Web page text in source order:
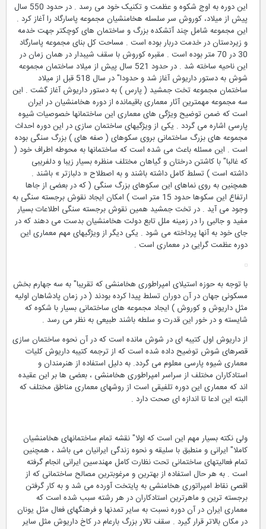
این دوره به اوج شکوه و عظمت و تکنیک خود می رسد . در حدود 550 سال
پیش از میلاد، کوروش سر سلسله هخامنشیان مجموعه پاسارگاد را آغاز کرد .
این مجموعه شامل چند آتشکده بزرگ و ساختمان های کوچکتر جهت خدمه
و زیردستان در خدمت دربار بوده است . مساحت کل بنای مجموعه پاسارگاد
30 در 70 متر بوده است . مقبره کوروش با سقف شیبدار در همان زمان در
این ناحیه ساخته شد . در حدود 521 سال پیش از میلاد ساختمان مجموعه
شوش به دستور داریوش آغاز شد و حدودا" در سال 518 قبل از میلاد
ساختمان مجموعه تخت جمشید ( پارس ) به دستور داریوش آغاز گشت . این
سه مجموعه مهمترین آثار معماری باقیمانده از دوره هخامنشیان در ایران
است که ضمن توضیح ویژگی های معماری این ساختمانها خصوصیات شیوه
پارسی اشاره می گردد . یکی از ویژگیهای ساختمان سازی در این دوره احداث
مجموعه های بزرگ ساختمانی بروی سکوهای ( صفه های ) بزرگ سنگی بوده
است . این مسئله باعث می شده است که ساختمانها به محوطه اطراف خود (
که غالبا" با کاشتن درختان و گیاهان مختلف منظره بسیار زیبا و دلفریبی
داشته است ) تسلط کامل داشته باشند و به اصطلاح « دلبازتر » باشند .
همچنین به روی نماهای این سکوهای بزرگ سنگی ( که در بعضی از جاها
ارتفاع این سکوها حدود 15 متر است ) امکان ایجاد نقوش برجسته سنگی به
وجود می آید . در تخت جمشید همین نقوش برجسته سنگی اطلاعات بسیار
مفید و جالبی را در زمینه ملل تابع دولت هخامنشیان بدست می دهند که در
جای خود به آنها پرداخته می شود . یکی دیگر از ویژگیهای مهم معماری این
دوره عظمت گرایی در معماری است .
با توجه به حوزه استیلای امپراطوری هخامنشی که تقریبا" به سه جهارم بخش
مسکونی جهان در آن دوران تسلط پیدا کرده بودند ( در زمان پادشاهان اولیه
مثل داریوش و کوروش ) ایجاد مجموعه های ساختمانی بسیار با شکوه که
شایسته و در خور این قدرت و سلطه باشند طبیعی به نظر می رسد .
از داریوش اول کتیبه ای در شوش مانده است که در آن نحوه ساختمان سازی
قصرهای شوش توضیح داده شده است که از ترجمه کتیبه داریوش کلیات
معماری شیوه پارسی معلوم می گردد. به دلیل استفاده از هنرمندان و
استادکاران مختلف از سراسر امپراطوری هخامنشی ، بعضی ها بر این عقیده
اند که معماری این دوره تلفیقی است از روشهای معماری مناطق مختلف که
البته این ادعا تا اندازه ای صحت دارد .
ولی نکته بسیار مهم این است که اولا" نقشه تمام ساختمانهای هخامنشیان
کاملا" ایرانی و منطبق با سلیقه و نحوه زندگی ایرانیان می باشد ، همچنین
تمام فعالیتهای ساختمانی تحت نظارت کامل مهندسین ایرانی انجام گرفته
است . به هر حال استفاده از بهترین و مرغوبترین مصالح ساختمانی که از
اقصی نقاط امپراتوری هخامنشی به پایتخت آورده می شد و به کار گرفتن
برجسته ترین و ماهرترین استادکاران در هر رشته سبب شده است که
معماری ایران در آن دوره نسبت به سایر تمدنها و فرهنگهای فعال مثل یونان
در مکان بالاتر قرار گیرد . سقف تالار بزرگ بارعام در کاخ داریوش مثل سایر